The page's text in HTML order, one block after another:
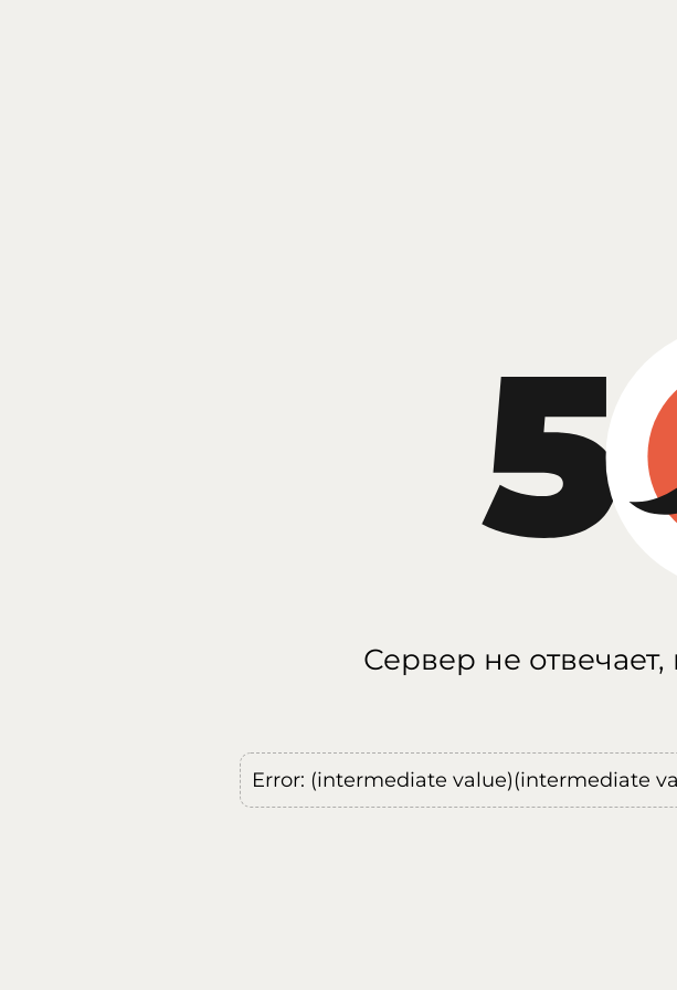
Сервер не
Error: (intermediate value)(intermediate